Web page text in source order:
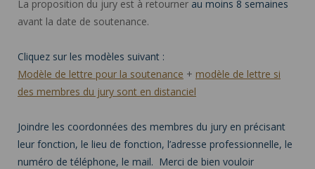
La proposition du jury est à retourner au moins 8 semaines
avant la date de soutenance.
Cliquez sur les modèles suivant :
Modèle de lettre pour la soutenance + modèle de lettre si
des membres du jury sont en distanciel
Joindre les coordonnées des membres du jury en précisant
leur fonction, le lieu de fonction, l’adresse professionnelle, le
numéro de téléphone, le mail. Merci de bien vouloir